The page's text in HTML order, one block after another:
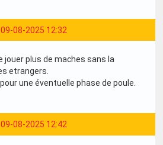
09-08-2025 12:32
jouer plus de maches sans la
etrangers.
une éventuelle phase de poule.
09-08-2025 12:42